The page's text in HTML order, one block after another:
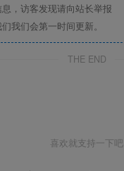
，访客发现请向站长举报
我们会第一时间更新。
THE END
喜欢就支持一下吧